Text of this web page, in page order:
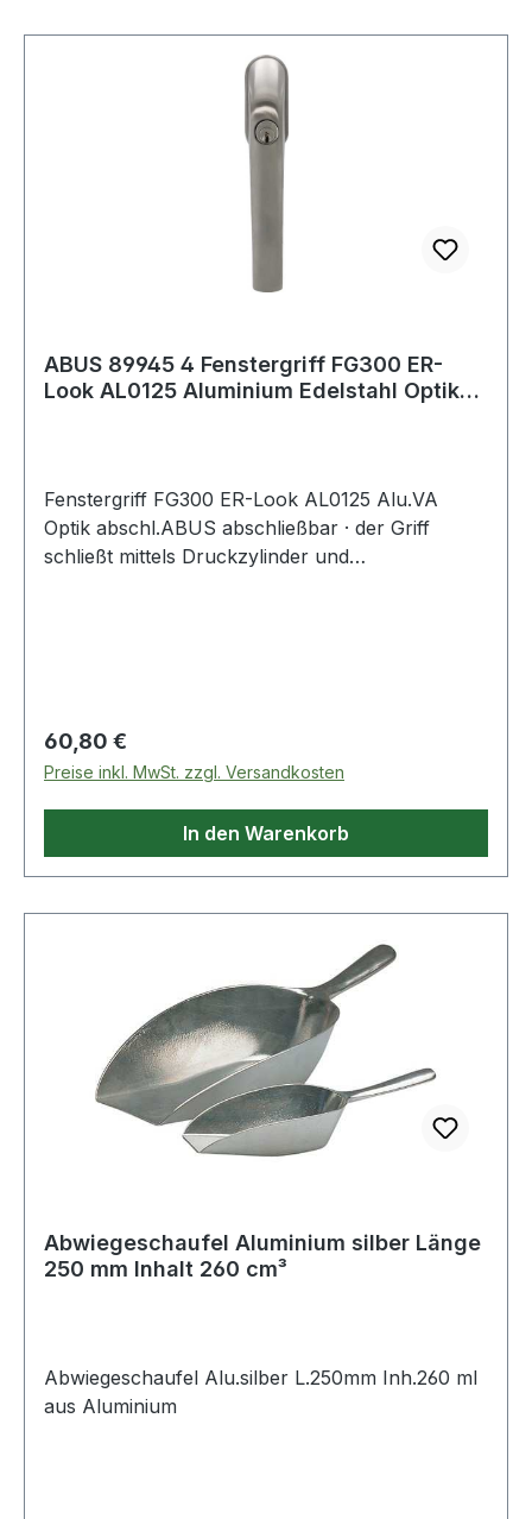
ABUS 89945 4 Fenstergriff FG300 ER-
Look AL0125 Aluminium Edelstahl Optik
Fenstergriff FG300 ER-Look AL0125 Alu.VA
Optik abschl.ABUS abschließbar · der Griff
schließt mittels Druckzylinder und
Regulärer Preis:
60,80 €
Preise inkl. MwSt. zzgl. Versandkosten
In den Warenkorb
Abwiegeschaufel Aluminium silber Länge
250 mm Inhalt 260 cm³
Abwiegeschaufel Alu.silber L.250mm Inh.260 ml
aus Aluminium